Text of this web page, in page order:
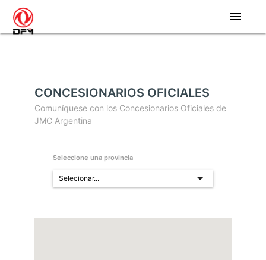
menu
CONCESIONARIOS OFICIALES
Comuníquese con los Concesionarios Oficiales de
JMC Argentina
Seleccione una provincia